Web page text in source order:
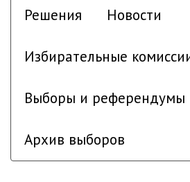
Решения Новости
Избирательные
Выборы и референдумы
Архив выборов